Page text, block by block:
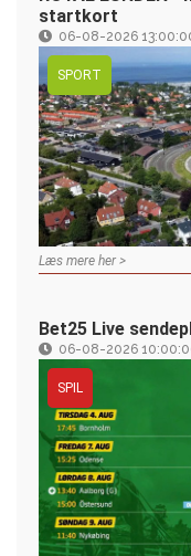
startkort
06-08-2026
SPORT
Læs mere her >
Bet25 Live
06-08-2026
SPIL